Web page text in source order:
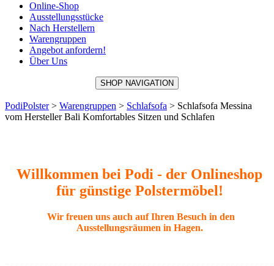
Online-Shop
Ausstellungsstücke
Nach Herstellern
Warengruppen
Angebot anfordern!
Über Uns
SHOP NAVIGATION
PodiPolster> Warengruppen > Schlafsofa > Schlafsofa Messina
vom Hersteller Bali Komfortables Sitzen und Schlafen
Willkommen bei Podi - der Onlineshop
für günstige Polstermöbel!
Wir freuen uns auch auf Ihren Besuch in den
Ausstellungsräumen in Hagen.